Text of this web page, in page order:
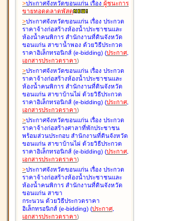
>ประกาศจังหวัดขอนแก่น เรื่อง ผู้ชนะการ
ขายทอดตลาดพัสดุ
>ประกาศจังหวัดขอนแก่น เรื่อง ประกวด
ราคาจ้างก่อสร้างห้องน้ำประชาชนและ
ห้องน้ำคนพิการ สำนักงานที่ดินจังหวัด
ขอนแก่น สาขาน้ำพอง ด้วยวิธีประกวด
ราคาอิเล็กทรอนิกส์ (e-bidding) (ประกาศ,
เอกสารประกวดราคา)
>ประกาศจังหวัดขอนแก่น เรื่อง ประกวด
ราคาจ้างก่อสร้างห้องน้ำประชาชนและ
ห้องน้ำคนพิการ สำนักงานที่ดินจังหวัด
ขอนแก่น สาขาบ้านไผ่ ด้วยวิธีประกวด
ราคาอิเล็กทรอนิกส์ (e-bidding) (ประกาศ,
เอกสารประกวดราคา)
>ประกาศจังหวัดขอนแก่น เรื่อง ประกวด
ราคาจ้างก่อสร้างศาลาที่พักประชาชน
พร้อมส่วนประกอบ สำนักงานที่ดินจังหวัด
ขอนแก่น สาขาบ้านไผ่ ด้วยวิธีประกวด
ราคาอิเล็กทรอนิกส์ (e-bidding) (ประกาศ,
เอกสารประกวดราคา)
>ประกาศจังหวัดขอนแก่น เรื่อง ประกวด
ราคาจ้างก่อสร้างห้องน้ำประชาชนและ
ห้องน้ำคนพิการ สำนักงานที่ดินจังหวัด
ขอนแก่น สาขา
กระนวน ด้วยวิธีประกวดราคา
อิเล็กทรอนิกส์ (e-bidding) (ประกาศ,
เอกสารประกวดราคา)